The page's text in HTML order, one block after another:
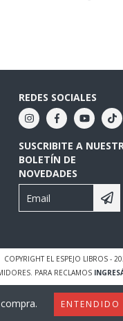
ENTENDIDO
REDES SOCIALES
SUSCRIBITE A
BOLETÍN DE
NOVEDADES
COPYRIGHT EL ESPEJO LIBROS -
PARA RECLAMOS